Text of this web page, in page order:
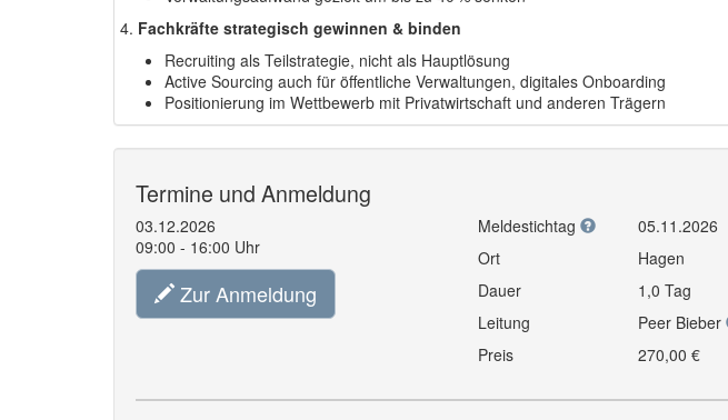
4. Fachkräfte strategisch gewinnen & binden
Recruiting als Teilstrategie, nicht als Hauptlösung
Active Sourcing auch für öffentliche Verwaltungen, digitales Onboarding
Positionierung im Wettbewerb mit Privatwirtschaft und anderen Trägern
Termine und Anmeldung
03.12.2026
09:00 - 16:00 Uhr
Zur Anmeldung
Meldestichtag
05.11.2026
Ort
Hagen
Dauer
1,0 Tag
Leitung
Peer Bieber
Preis
270,00 €